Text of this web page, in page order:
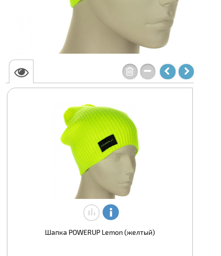
Шапка POWERUP Lemon (желтый)